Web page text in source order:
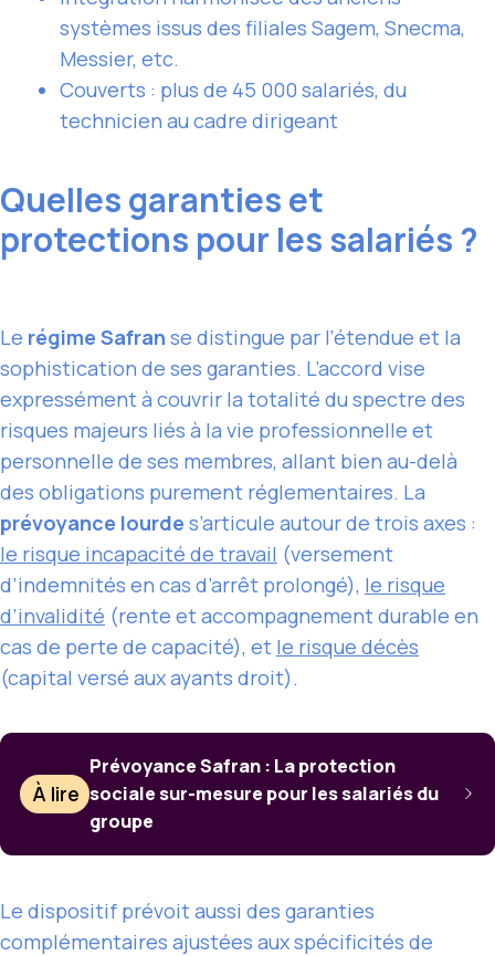
systèmes issus des filiales Sagem, Snecma,
Messier, etc.
Couverts : plus de 45 000 salariés, du
technicien au cadre dirigeant
Quelles garanties et
protections pour les salariés ?
Le régime Safran se distingue par l’étendue et la
sophistication de ses garanties. L’accord vise
expressément à couvrir la totalité du spectre des
risques majeurs liés à la vie professionnelle et
personnelle de ses membres, allant bien au-delà
des obligations purement réglementaires. La
prévoyance lourde s’articule autour de trois axes :
le risque incapacité de travail (versement
d’indemnités en cas d’arrêt prolongé), le risque
d’invalidité (rente et accompagnement durable en
cas de perte de capacité), et le risque décès
(capital versé aux ayants droit).
À lire
Prévoyance Safran : La protection
sociale sur-mesure pour les salariés du
groupe
Le dispositif prévoit aussi des garanties
complémentaires ajustées aux spécificités de